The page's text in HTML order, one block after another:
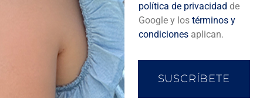
Completa tu look
e
o
*
política de privacidad de
Google y los términos y
condicionesaplican.
SUSCRÍBETE